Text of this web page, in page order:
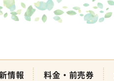
情報 料金・前売券